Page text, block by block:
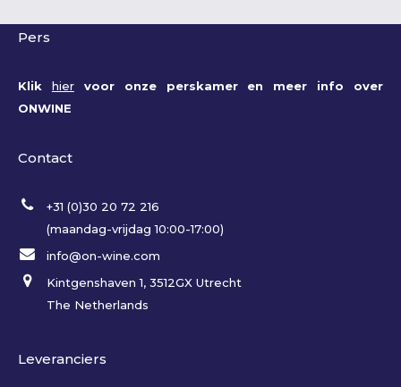
Pers
Klik hiervoor onze perskamer en meer info over
ONWINE
Contact
+31 (0)30 20 72 216
(maandag-vrijdag 10:00-17:00)
info@on-wine.com
Kintgenshaven 1, 3512GX Utrecht
The Netherlands
Leveranciers